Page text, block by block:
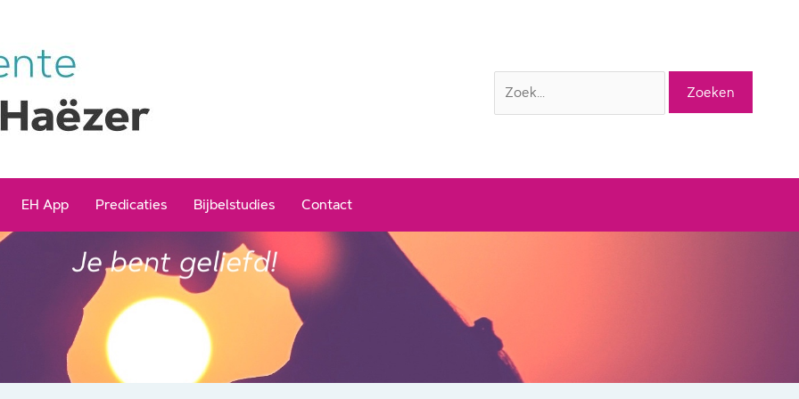
Zoek
naar:
EH App Predicaties Bijbelstudies Contact